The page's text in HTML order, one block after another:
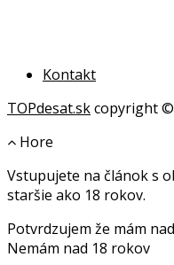
Kontakt
TOPdesat.skcopyright ©
Hore
online
geldanlagen
Vstupujete na článok s
staršie ako 18 rokov.
Potvrdzujem že mám
Nemám nad 18 rokov